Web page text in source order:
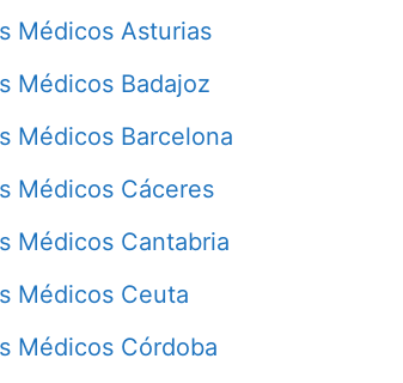
Médicos Asturias
Médicos Badajoz
Médicos Barcelona
Médicos Cáceres
Médicos Cantabria
Médicos Ceuta
Médicos Córdoba